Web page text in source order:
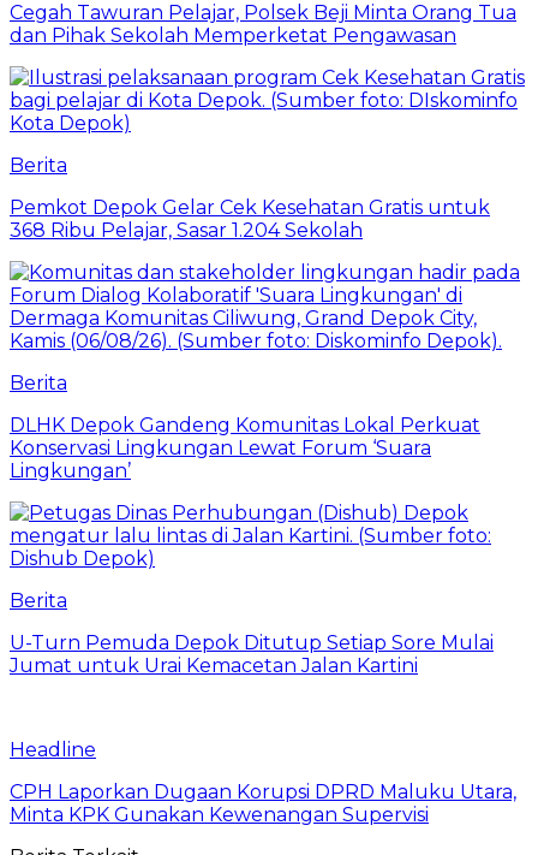
Cegah Tawuran Pelajar, Polsek Beji Minta Orang Tua
dan Pihak Sekolah Memperketat Pengawasan
Berita
Pemkot Depok Gelar Cek Kesehatan Gratis untuk
368 Ribu Pelajar, Sasar 1.204 Sekolah
Berita
DLHK Depok Gandeng Komunitas Lokal Perkuat
Konservasi Lingkungan Lewat Forum ‘Suara
Lingkungan’
Berita
U-Turn Pemuda Depok Ditutup Setiap Sore Mulai
Jumat untuk Urai Kemacetan Jalan Kartini
Headline
CPH Laporkan Dugaan Korupsi DPRD Maluku Utara,
Minta KPK Gunakan Kewenangan Supervisi